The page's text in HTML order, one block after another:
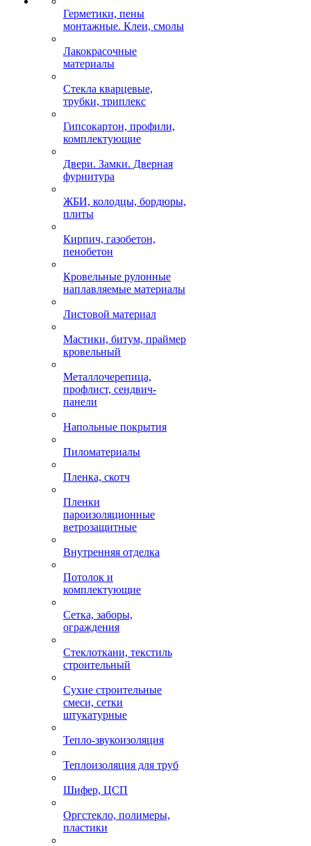
Герметики, пены
монтажные. Клеи, смолы
Лакокрасочные
материалы
Стекла кварцевые,
трубки, триплекс
Гипсокартон, профили,
комплектующие
Двери. Замки. Дверная
фурнитура
ЖБИ, колодцы, бордюры,
плиты
Кирпич, газобетон,
пенобетон
Кровельные рулонные
наплавляемые материалы
Листовой материал
Мастики, битум, праймер
кровельный
Металлочерепица,
профлист, сендвич-
панели
Напольные покрытия
Пиломатериалы
Пленка, скотч
Пленки
пароизоляционные
ветрозащитные
Внутренняя отделка
Потолок и
комплектующие
Сетка, заборы,
ограждения
Стеклоткани, текстиль
строительный
Сухие строительные
смеси, сетки
штукатурные
Тепло-звукоизоляция
Теплоизоляция для труб
Шифер, ЦСП
Оргстекло, полимеры,
пластики